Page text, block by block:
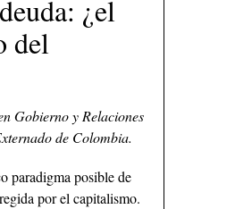
¿el
del
Gobierno y Relaciones
de Colombia.
paradigma posible de
por el capitalismo.